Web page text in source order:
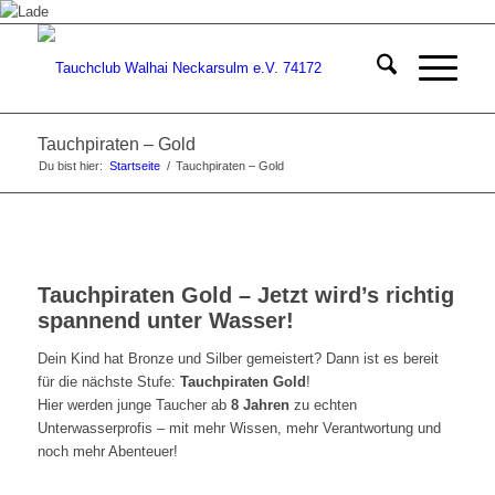
Tauchpiraten – Gold
Du bist hier: Startseite / Tauchpiraten – Gold
Tauchpiraten Gold – Jetzt wird’s richtig
spannend unter Wasser!
Dein Kind hat Bronze und Silber gemeistert? Dann ist es bereit
für die nächste Stufe: Tauchpiraten Gold !
Hier werden junge Taucher ab 8 Jahrenzu echten
Unterwasserprofis – mit mehr Wissen, mehr Verantwortung und
noch mehr Abenteuer!